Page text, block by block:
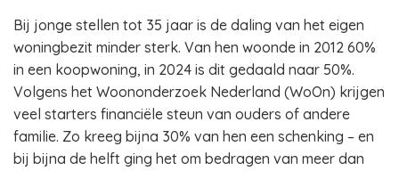
Bij jonge stellen tot 35 jaar is de daling van het eigen
woningbezit minder sterk. Van hen woonde in 2012 60%
in een koopwoning, in 2024 is dit gedaald naar 50%.
Volgens het Woononderzoek Nederland (WoOn) krijgen
veel starters financiële steun van ouders of andere
familie. Zo kreeg bijna 30% van hen een schenking – en
bij bijna de helft ging het om bedragen van meer dan